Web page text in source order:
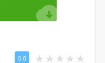
0.0